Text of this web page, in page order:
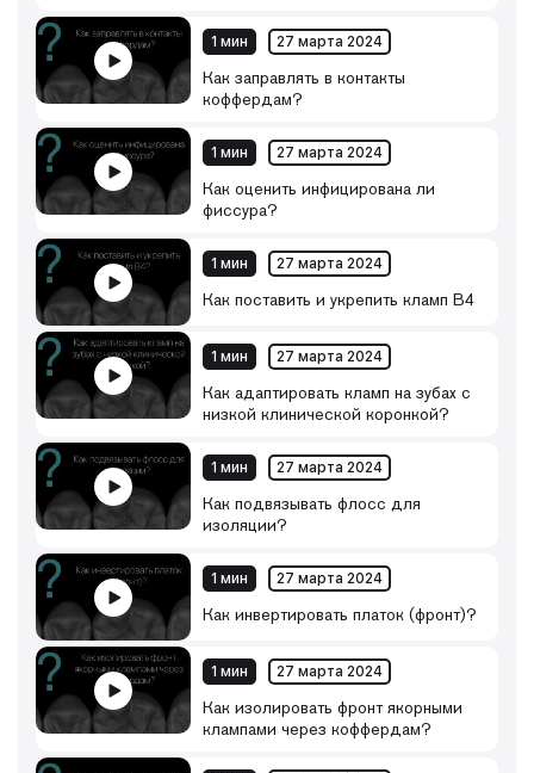
1 мин 27 марта 2024
Как заправлять в контакты
коффердам?
1 мин 27 марта 2024
Как оценить инфицирована ли
фиссура?
1 мин 27 марта 2024
Как поставить и укрепить кламп B4
1 мин 27 марта 2024
Как адаптировать кламп на зубах с
низкой клинической коронкой?
1 мин 27 марта 2024
Как подвязывать флосс для
изоляции?
1 мин 27 марта 2024
Как инвертировать платок (фронт)?
1 мин 27 марта 2024
Как изолировать фронт якорными
клампами через коффердам?